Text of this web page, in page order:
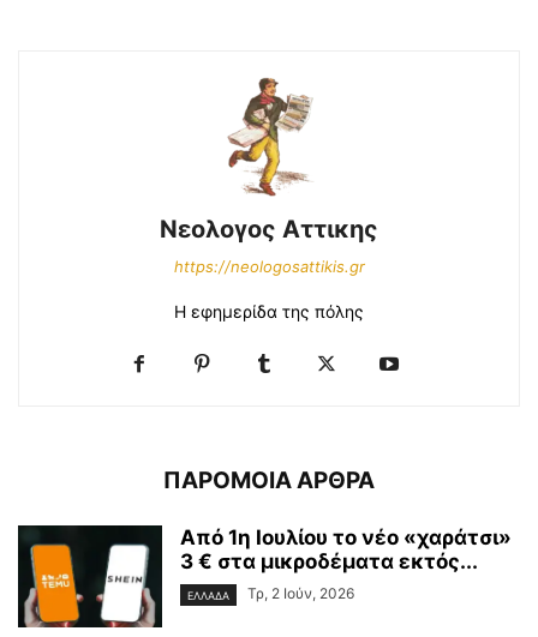
Νεολογος Αττικης
https://neologosattikis.gr
Η εφημερίδα της πόλης
ΠΑΡΟΜΟΙΑ ΑΡΘΡΑ
Από 1η Ιουλίου το νέο «χαράτσι»
3 € στα μικροδέματα εκτός...
ΕΛΛΑΔΑ Τρ, 2 Ιούν, 2026